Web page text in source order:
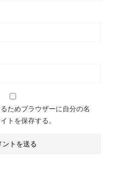
ためブラウザーに自分の名
トを保存する。